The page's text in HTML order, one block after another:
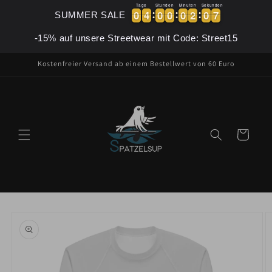
SUMMER SALE 0
0
0
0 4
4
4
4
Tage
0
0
0
0 0
0
0
0
Stunden
0
0
0
0 2
2
2
2
Minuten
0
0
0
0 7
7
8
Sekunden
-15% auf unsere Streetwear mit Code: Street15
Kostenfreier Versand ab einem Bestellwert von 60 Euro
Warenkorb